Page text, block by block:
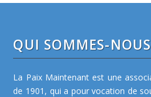
QUI SOMMES-NOUS
La Paix Maintenant est une
de 1901, qui a pour vocation de